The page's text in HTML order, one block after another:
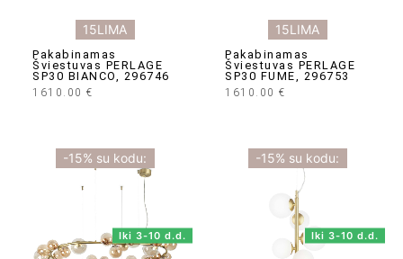
15LIMA
Pakabinamas
Šviestuvas PERLAGE
SP30 BIANCO, 296746
1610.00€
15LIMA
Pakabinamas
Šviestuvas PERLAGE
SP30 FUME, 296753
1610.00€
-15% su kodu:
Iki 3-10 d.d.
-15% su kodu:
Iki 3-10 d.d.